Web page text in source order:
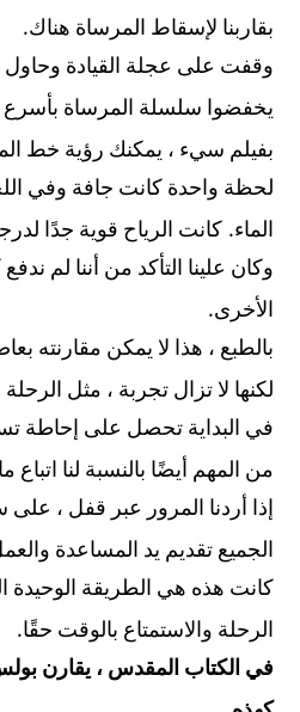
بقاربنا لإسقاط المرساة هناك.
وقفت على عجلة القيادة
يخفضوا سلسلة المرساة بأسرع
بفيلم سيء ، يمكنك رؤية خط
لحظة واحدة كانت جافة وفي
الماء.كانت الرياح قوية جدًا
وكان علينا التأكد من أننا لم
الأخرى.
بالطبع ، هذا لا يمكن مقارنته
لكنها لا تزال تجربة ، مثل
في البداية تحصل على إحاطة
من المهم أيضًا بالنسبة لنا اتباع
إذا أردنا المرور عبر قفل ،
الجميع تقديم يد المساعدة
كانت هذه هي الطريقة الوحيدة
الرحلة والاستمتاع بالوقت حقًا.
في الكتاب المقدس ، يقارن